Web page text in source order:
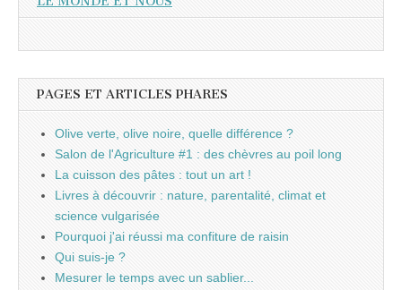
PAGES ET ARTICLES PHARES
Olive verte, olive noire, quelle différence ?
Salon de l'Agriculture #1 : des chèvres au poil long
La cuisson des pâtes : tout un art !
Livres à découvrir : nature, parentalité, climat et
science vulgarisée
Pourquoi j'ai réussi ma confiture de raisin
Qui suis-je ?
Mesurer le temps avec un sablier...